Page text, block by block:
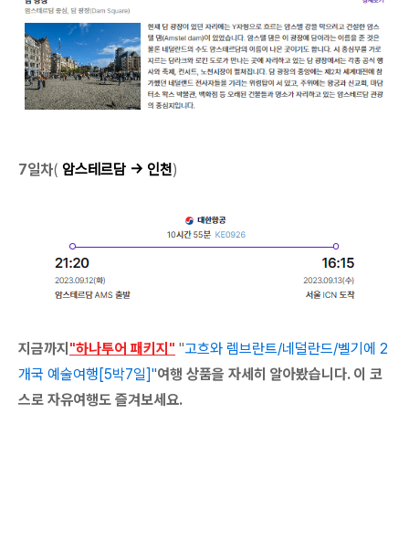
7일차( 암스테르담 → 인천)
지금까지 "하나투어 패키지" "고흐와 렘브란트/네덜란드/벨기에 2
개국 예술여행[5박7일]"여행 상품을 자세히 알아봤습니다. 이 코
스로 자유여행도 즐겨보세요.